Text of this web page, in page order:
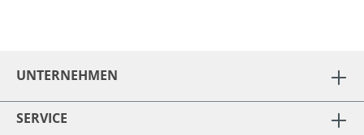
UNTERNEHMEN
SERVICE